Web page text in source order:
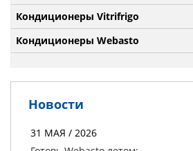
Кондиционеры Vitrifrigo
Кондиционеры Webasto
Новости
31 МАЯ / 2026